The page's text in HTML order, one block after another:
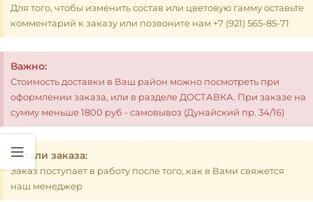
Для того, чтобы изменить состав или цветовую гамму оставьте
комментарий к заказу или позвоните нам +7 (921) 565-85-71
Важно:
Стоимость доставки в Ваш район можно посмотреть при
оформлении заказа, или в разделе ДОСТАВКА. При заказе на
сумму меньше 1800 руб - самовывоз (Дунайский пр. 34/16)
Детали заказа:
Заказ поступает в работу после того, как в Вами свяжется
наш менеджер